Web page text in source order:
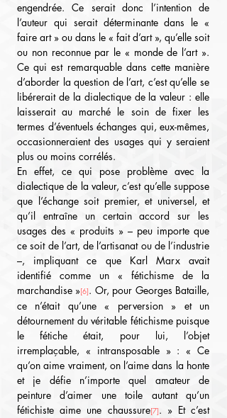
engendrée. Ce serait donc l’intention de
l’auteur qui serait déterminante dans le «
faire art » ou dans le « fait d’art », qu’elle soit
ou non reconnue par le « monde de l’art ».
Ce qui est remarquable dans cette manière
d’aborder la question de l’art, c’est qu’elle se
libérerait de la dialectique de la valeur : elle
laisserait au marché le soin de fixer les
termes d’éventuels échanges qui, eux-mêmes,
occasionneraient des usages qui y seraient
plus ou moins corrélés.
En effet, ce qui pose problème avec la
dialectique de la valeur, c’est qu’elle suppose
que l’échange soit premier, et universel, et
qu’il entraîne un certain accord sur les
usages des « produits » – peu importe que
ce soit de l’art, de l’artisanat ou de l’industrie
–, impliquant ce que Karl Marx avait
identifié comme un « fétichisme de la
marchandise »[6]. Or, pour Georges Bataille,
ce n’était qu’une « perversion » et un
détournement du véritable fétichisme puisque
le fétiche était, pour lui, l’objet
irremplaçable, « intransposable » : « Ce
qu’on aime vraiment, on l’aime dans la honte
et je défie n’importe quel amateur de
peinture d’aimer une toile autant qu’un
fétichiste aime une chaussure[7]. » Et c’est